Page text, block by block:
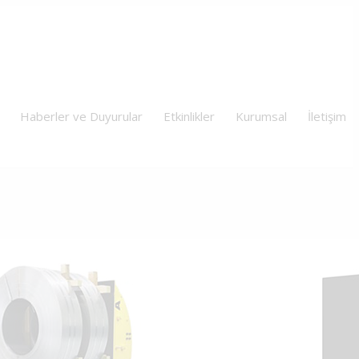
Haberler ve Duyurular Etkinlikler Kurumsal İletişim